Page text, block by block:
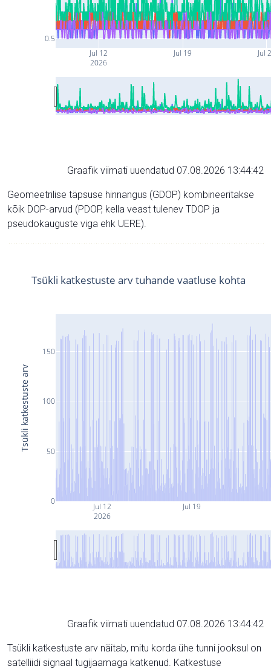
Jul 12
2026
Jul 19 Jul
0.5
Graafik viimati uuendatud 07.08.2026 13:44:42
Geomeetrilise täpsuse hinnangus (GDOP) kombineeritakse
kõik DOP-arvud (PDOP, kella veast tulenev TDOP ja
pseudokauguste viga ehk UERE).
Jul 12
2026
Jul 19
0
50
100
150
Tsükli katkestuste arv tuhande vaatluse kohta
Tsükli katkestuste arv
Graafik viimati uuendatud 07.08.2026 13:44:42
Tsükli katkestuste arv näitab, mitu korda ühe tunni jooksul on
satelliidi signaal tugijaamaga katkenud. Katkestuse